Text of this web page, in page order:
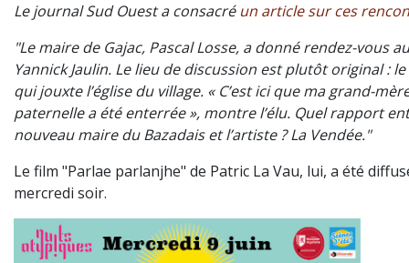
Le journal Sud Ouest a consacré un article sur ces
"Le maire de Gajac, Pascal Losse, a donné rendez-vous
Yannick Jaulin. Le lieu de discussion est plutôt original :
qui jouxte l’église du village. « C’est ici que ma grand-
paternelle a été enterrée », montre l’élu. Quel rapport
nouveau maire du Bazadais et l’artiste ? La Vendée."
Le film "Parlae parlanjhe" de Patric La Vau, lui, a été
mercredi soir.